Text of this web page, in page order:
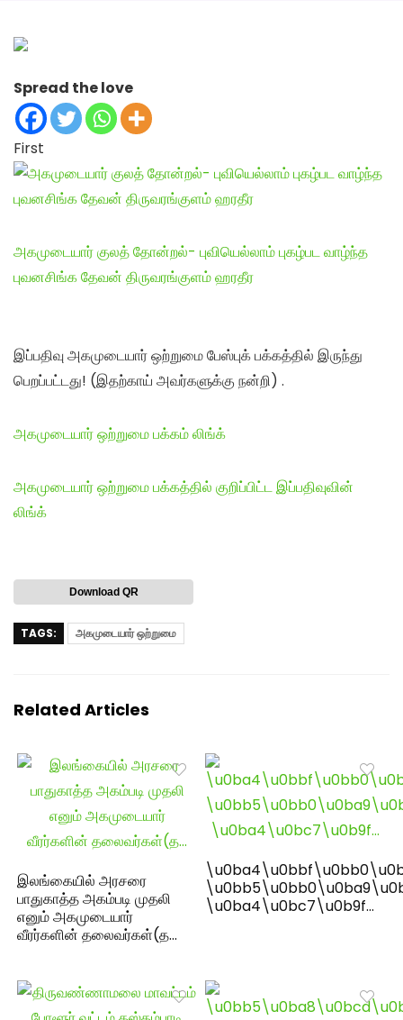
Spread the love
First
அகமுடையார் குலத் தோன்றல்- புவியெல்லாம் புகழ்பட வாழ்ந்த
புவனசிங்க தேவன் திருவரங்குளம் ஹரதீர
இப்பதிவு அகமுடையார் ஒற்றுமை பேஸ்புக் பக்கத்தில் இருந்து
பெறப்பட்டது! (இதற்காய் அவர்களுக்கு நன்றி) .
அகமுடையார் ஒற்றுமை பக்கம் லிங்க்
அகமுடையார் ஒற்றுமை பக்கத்தில் குறிப்பிட்ட இப்பதிவுவின்
லிங்க்
Download QR
TAGS: அகமுடையார் ஒற்றுமை
Related Articles
இலங்கையில் அரசரை
பாதுகாத்த அகம்படி முதலி
எனும் அகமுடையார்
வீரர்களின் தலைவர்கள்(த…
\u0ba4\u0bc7\u0b9f…